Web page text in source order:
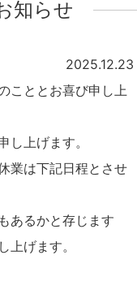
知らせ
2025.12.23
こととお喜び申し上
し上げます。
業は下記日程とさせ
あるかと存じます
上げます。